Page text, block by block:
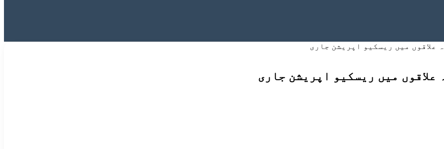
علاقوں میں ریسکیو اپریشن جاری
علاقوں میں ریسکیو اپریشن جاری